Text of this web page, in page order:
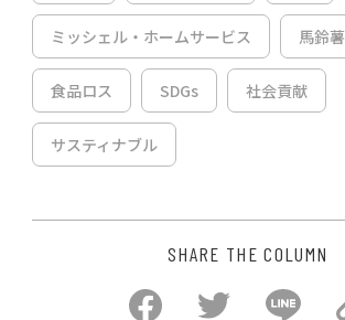
ミッシェル・ホームサービス 馬鈴薯
食品ロス SDGs 社会貢献
サスティナブル
SHARE THE COLUMN